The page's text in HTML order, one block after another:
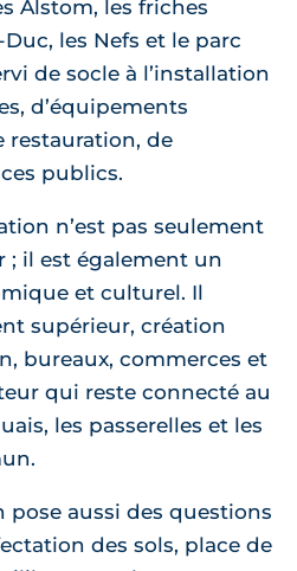
Alstom, les friches
les Nefs et le parc
de socle à l’installation
d’équipements
restauration, de
publics.
n’est pas seulement
il est également un
et culturel. Il
supérieur, création
bureaux, commerces et
qui reste connecté au
les passerelles et les
aussi des questions
des sols, place de